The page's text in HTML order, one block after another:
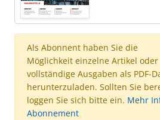
Als Abonnent haben Sie die
Möglichkeit einzelne Artikel oder
vollständige Ausgaben als PDF-
herunterzuladen. Sollten Sie
loggen Sie sich bitte ein. Mehr
Abonnement